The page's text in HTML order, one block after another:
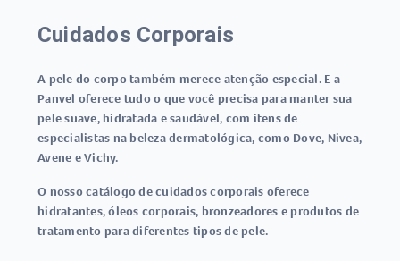
Cuidados Corporais
A pele do corpo também merece atenção especial. E a
Panvel oferece tudo o que você precisa para manter sua
pele suave, hidratada e saudável, com itens de
especialistas na beleza dermatológica, como Dove, Nivea,
Avene e Vichy.
O nosso catálogo de cuidados corporais oferece
hidratantes, óleos corporais, bronzeadores e produtos de
tratamento para diferentes tipos de pele.